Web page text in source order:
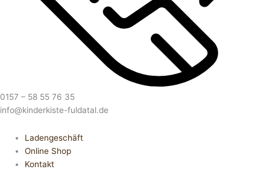
0157 – 58 55 76 35
info@kinderkiste-fuldatal.de
Ladengeschäft
Online Shop
Kontakt